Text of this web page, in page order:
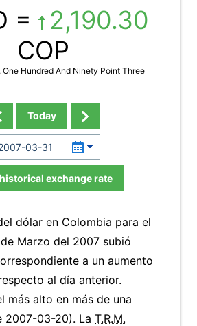
=
2,190.30
COP
Hundred And Ninety Point Three
Today
exchange rate
dólar en Colombia para el
Marzo del 2007 subió
a un aumento
al día anterior.
más alto en más de una
2007-03-20). La T.R.M.